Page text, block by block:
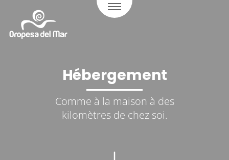
Hébergement
Comme à la maison à des
kilomètres de chez soi.